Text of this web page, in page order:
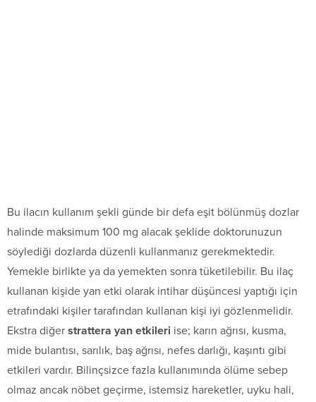
Bu ilacın kullanım şekli günde bir defa eşit bölünmüş dozlar
halinde maksimum 100 mg alacak şeklide doktorunuzun
söylediği dozlarda düzenli kullanmanız gerekmektedir.
Yemekle birlikte ya da yemekten sonra tüketilebilir. Bu ilaç
kullanan kişide yan etki olarak intihar düşüncesi yaptığı için
etrafındaki kişiler tarafından kullanan kişi iyi gözlenmelidir.
Ekstra diğer strattera yan etkileri ise; karın ağrısı, kusma,
mide bulantısı, sarılık, baş ağrısı, nefes darlığı, kaşıntı gibi
etkileri vardır. Bilinçsizce fazla kullanımında ölüme sebep
olmaz ancak nöbet geçirme, istemsiz hareketler, uyku hali,